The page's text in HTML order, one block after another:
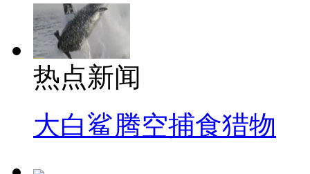
热点新闻
大白鲨腾空捕食猎物